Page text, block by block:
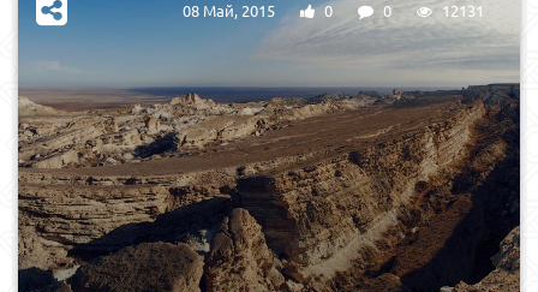
08 Май, 2015 0 0 12131